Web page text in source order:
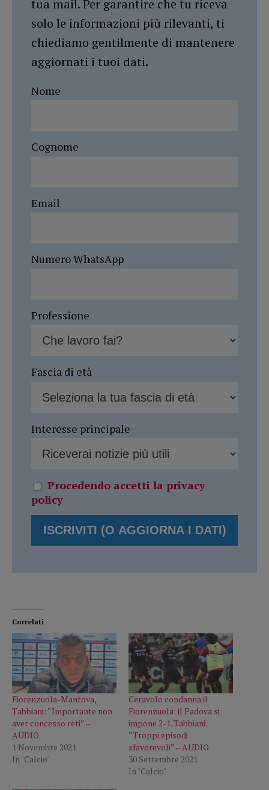
tua mail. Per garantire che tu riceva
solo le informazioni più rilevanti, ti
chiediamo gentilmente di mantenere
aggiornati i tuoi dati.
Nome
Cognome
Email
Numero WhatsApp
Professione
Fascia di età
Interesse principale
Procedendo accetti la privacy
policy
Correlati
Fiorenzuola-Mantova,
Tabbiani: “Importante non
aver concesso reti” –
AUDIO
1 Novembre 2021
In "Calcio"
Ceravolo condanna il
Fiorenzuola: il Padova si
impone 2-1. Tabbiani:
“Troppi episodi
sfavorevoli” – AUDIO
30 Settembre 2021
In "Calcio"